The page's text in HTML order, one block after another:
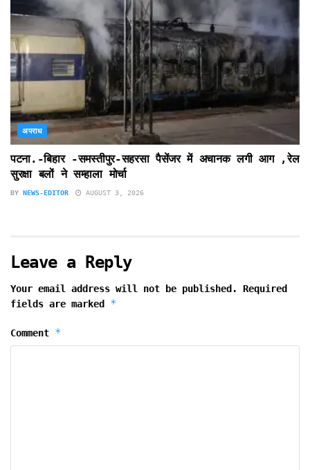
अपराध
पटना.-बिहार -समस्तीपुर-सहरसा पैसेंजर में अचानक लगी आग ,रेल
सुरक्षा बलों ने सम्हाला मोर्चा
BY NEWS-EDITOR AUGUST 3, 2026
Leave a Reply
Your email address will not be published.
Required
fields are marked *
Comment *